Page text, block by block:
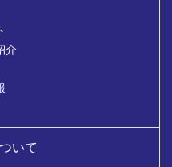
介
いて